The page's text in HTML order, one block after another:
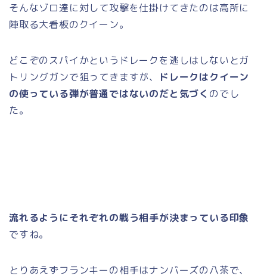
そんなゾロ達に対して攻撃を仕掛けてきたのは高所に
陣取る大看板のクイーン。
どこぞのスパイかというドレークを逃しはしないとガ
トリングガンで狙ってきますが、
ドレークはクイーン
の使っている弾が普通ではないのだと気づく のでし
た。
流れるようにそれぞれの戦う相手が決まっている印象
ですね。
とりあえずフランキーの相手はナンバーズの八茶で、